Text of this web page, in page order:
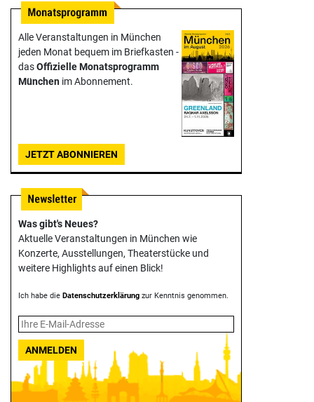
Alle Veranstaltungen in München
jeden Monat bequem im Briefkasten -
dasOffizielle Monats­programm
München im Abonnement.
JETZT ABONNIEREN
Was gibt's Neues?
Aktuelle Veranstaltungen in München wie
Konzerte, Ausstellungen, Theater­stücke und
weitere Highlights auf einen Blick!
Ich habe die Datenschutzerklärung zur Kenntnis genommen.
ANMELDEN